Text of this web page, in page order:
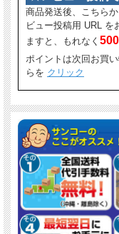
商品発送後、こちら
ビュー投稿用 URL を
ますと、もれなく
ポイントは次回お買
らを クリック